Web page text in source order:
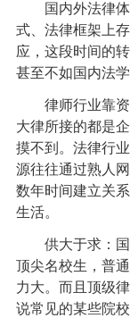
国内外法律体
式、法律框架上
应，这段时间的
甚至不如国内法学
律师行业靠资
大律所接的都是
摸不到。法律行
源往往通过熟人
数年时间建立关
生活。
供大于求：国
顶尖名校生，普
力大。而且顶级
说常见的某些院